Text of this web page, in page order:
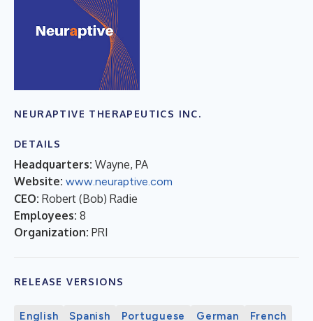
NEURAPTIVE THERAPEUTICS INC.
DETAILS
Headquarters: Wayne, PA
Website: www.neuraptive.com
CEO: Robert (Bob) Radie
Employees: 8
Organization: PRI
RELEASE VERSIONS
English Spanish Portuguese German French